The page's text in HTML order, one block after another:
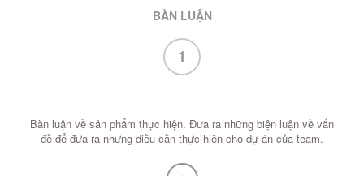
BÀN LUẬN
1
Bàn luận về sản phẩm thực hiện. Đưa ra những biện luận về vấn
đề để đưa ra nhưng diều cần thực hiện cho dự án của team.